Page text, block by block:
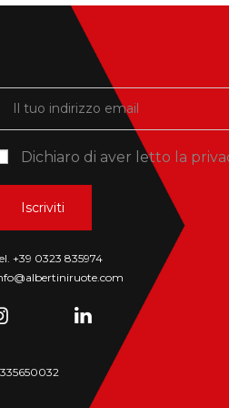
Dichiaro di aver letto la
+39 0323 835974